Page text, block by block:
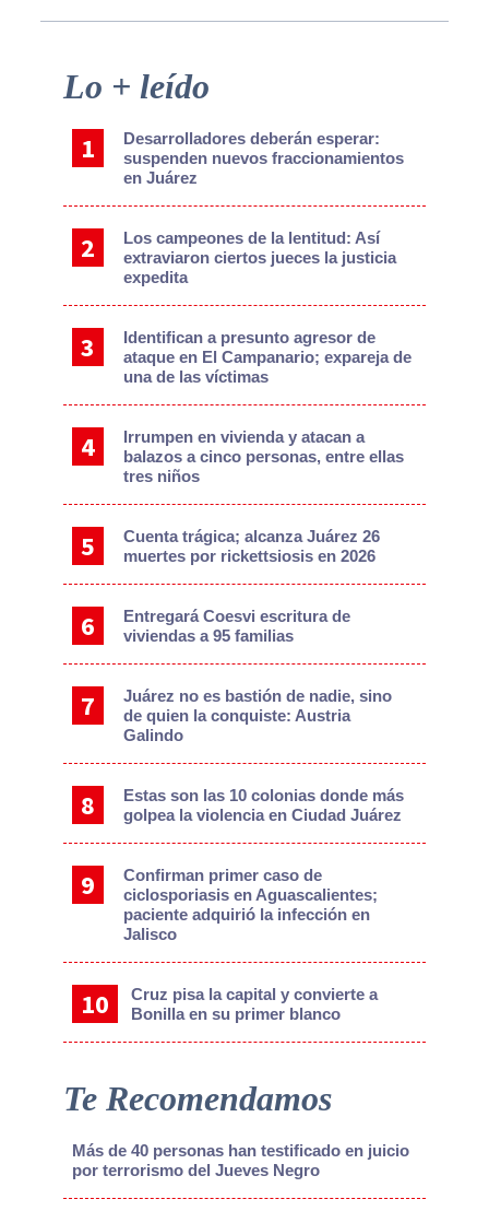
Primary
Sidebar
Lo + leído
Desarrolladores deberán esperar:
suspenden nuevos fraccionamientos
en Juárez
Los campeones de la lentitud: Así
extraviaron ciertos jueces la justicia
expedita
Identifican a presunto agresor de
ataque en El Campanario; expareja de
una de las víctimas
Irrumpen en vivienda y atacan a
balazos a cinco personas, entre ellas
tres niños
Cuenta trágica; alcanza Juárez 26
muertes por rickettsiosis en 2026
Entregará Coesvi escritura de
viviendas a 95 familias
Juárez no es bastión de nadie, sino
de quien la conquiste: Austria
Galindo
Estas son las 10 colonias donde más
golpea la violencia en Ciudad Juárez
Confirman primer caso de
ciclosporiasis en Aguascalientes;
paciente adquirió la infección en
Jalisco
Cruz pisa la capital y convierte a
Bonilla en su primer blanco
Te Recomendamos
Más de 40 personas han testificado en juicio
por terrorismo del Jueves Negro